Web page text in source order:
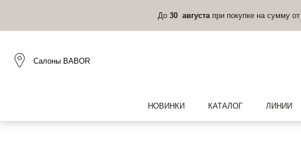
До 30 августа при покупке на сумму от
Салоны BABOR
НОВИНКИ КАТАЛОГ ЛИНИИ